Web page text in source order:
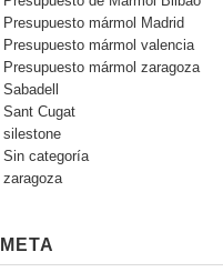
Presupuesto mármol Madrid
Presupuesto mármol valencia
Presupuesto mármol zaragoza
Sabadell
Sant Cugat
silestone
Sin categoría
zaragoza
META